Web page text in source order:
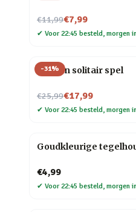
€11,99
Nu voor€7,99
✔ Voor 22:45 besteld, morgen
-31%
Houten solitair spel
€25,99
Nu voor€17,99
✔ Voor 22:45 besteld, morgen
Goudkleurige
€4,99
✔ Voor 22:45 besteld, morgen